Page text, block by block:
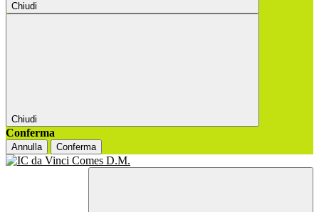
Chiudi
Chiudi
Conferma
Annulla Conferma